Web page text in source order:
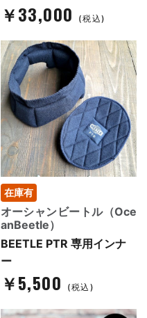
￥33,000 (税込)
在庫有
オーシャンビートル（Oce
anBeetle）
BEETLE PTR 専用インナ
ー
￥5,500 (税込)